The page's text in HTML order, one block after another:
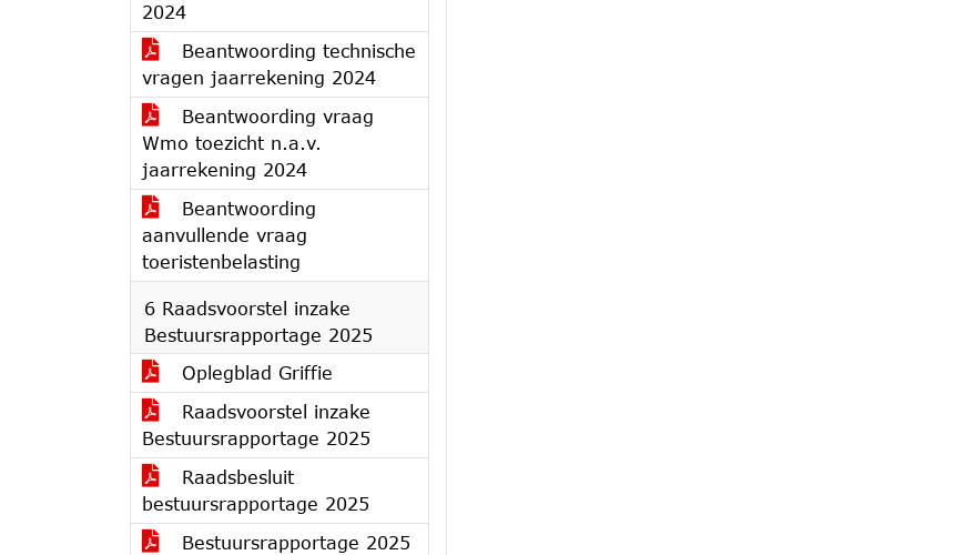
2024
Beantwoording technische
vragen jaarrekening 2024
Beantwoording vraag
Wmo toezicht n.a.v.
jaarrekening 2024
Beantwoording
aanvullende vraag
toeristenbelasting
6 Raadsvoorstel inzake
Bestuursrapportage 2025
Oplegblad Griffie
Raadsvoorstel inzake
Bestuursrapportage 2025
Raadsbesluit
bestuursrapportage 2025
Bestuursrapportage 2025